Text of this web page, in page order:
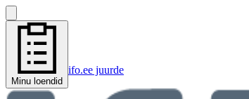
Minu loendid
ifo.ee juurde